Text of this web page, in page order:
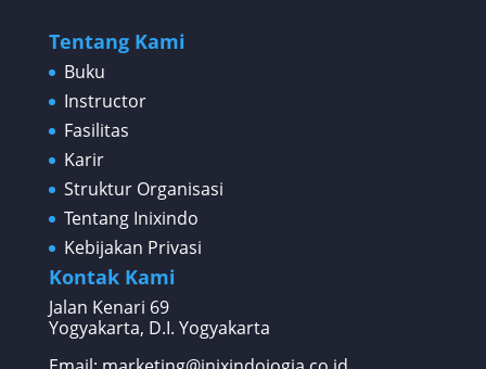
Tentang Kami
Buku
Instructor
Fasilitas
Karir
Struktur Organisasi
Tentang Inixindo
Kebijakan Privasi
Kontak Kami
Jalan Kenari 69
Yogyakarta, D.I. Yogyakarta